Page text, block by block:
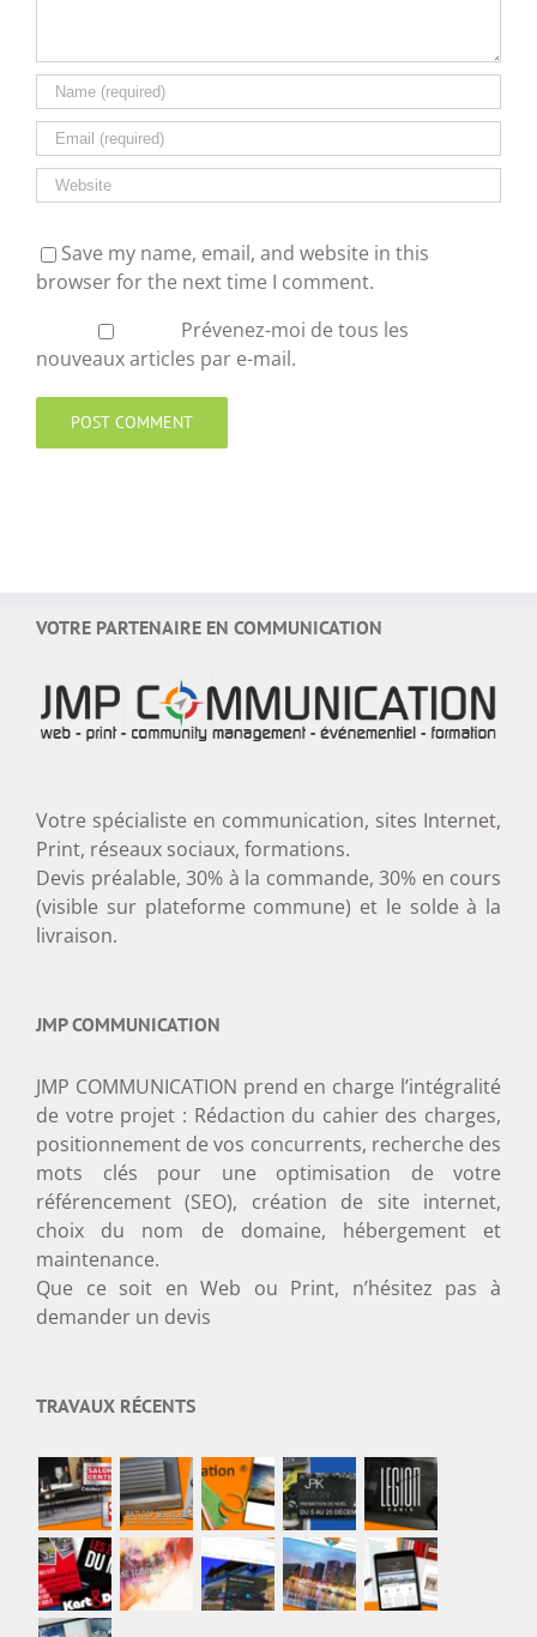
Save my name, email, and website in this
browser for the next time I comment.
Prévenez-moi de tous les
nouveaux articles par e-mail.
VOTRE PARTENAIRE EN COMMUNICATION
Votre spécialiste en communication, sites Internet,
Print, réseaux sociaux, formations.
Devis préalable, 30% à la commande, 30% en cours
(visible sur plateforme commune) et le solde à la
livraison.
JMP COMMUNICATION
JMP COMMUNICATION prend en charge l’intégralité
de votre projet : Rédaction du cahier des charges,
positionnement de vos concurrents, recherche des
mots clés pour une optimisation de votre
référencement (SEO), création de site internet,
choix du nom de domaine, hébergement et
maintenance.
Que ce soit en Web ou Print, n’hésitez pas à
demander un devis
TRAVAUX RÉCENTS